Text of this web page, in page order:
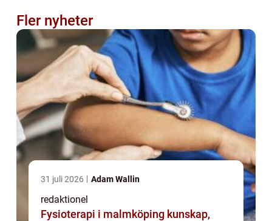
Fler nyheter
31 juli 2026 Adam Wallin
redaktionel
Fysioterapi i malmköping kunskap,